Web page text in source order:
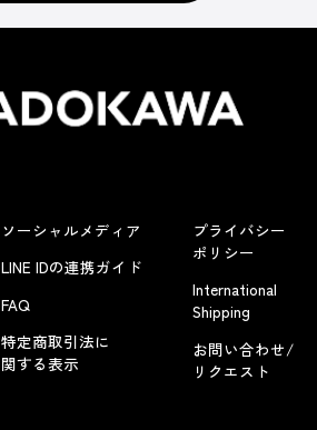
ソーシャルメディア
LINE IDの連携ガイド
FAQ
特定商取引法に
関する表示
プライバシー
ポリシー
International
Shipping
お問い合わせ/
リクエスト